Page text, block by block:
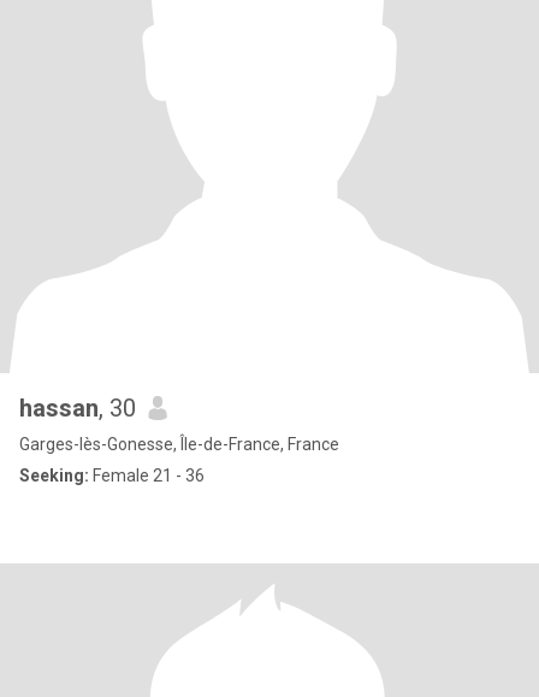
hassan, 30
Garges-lès-Gonesse, Île-de-France, France
Seeking: Female 21 - 36